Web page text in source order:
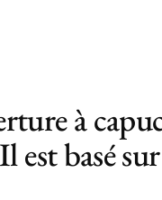
à
est basé